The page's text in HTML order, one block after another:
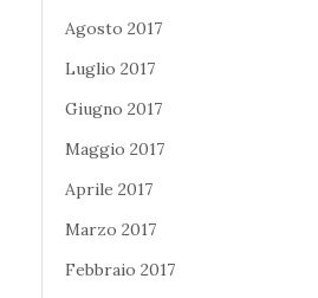
Agosto 2017
Luglio 2017
Giugno 2017
Maggio 2017
Aprile 2017
Marzo 2017
Febbraio 2017